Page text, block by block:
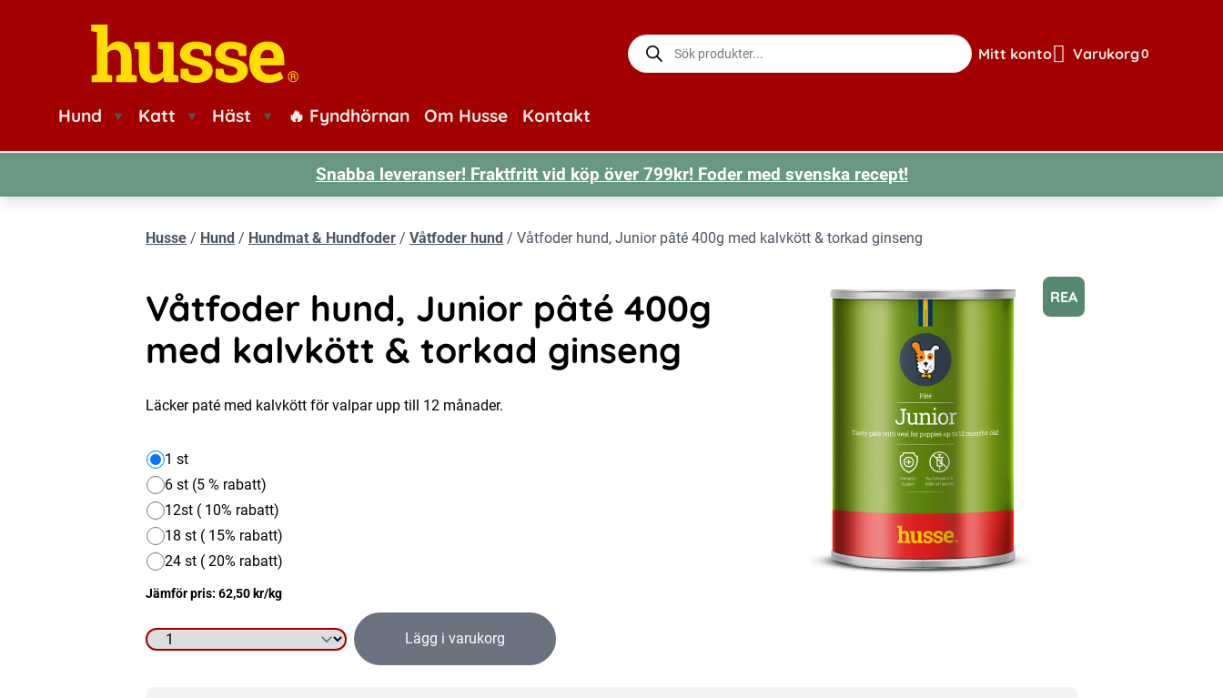
Husse logotyp
Produktsökning
Gå till sidan för mitt konto
Mitt konto
Visa din
Varukorg0
Hund Katt Häst 🔥 Fyndhörnan Om Husse Kontakt
Snabba leveranser! Fraktfritt vid köp över 799kr! Foder med svenska recept!
Husse / Hund / Hundmat & Hundfoder / Våtfoder hund / Våtfoder hund, Junior pâté 400g med kalvkött & torkad ginseng
REA
Våtfoder hund, Junior pâté 400g
med kalvkött & torkad ginseng
Läcker paté med kalvkött för valpar upp till 12 månader.
1 st
6 st (5 % rabatt)
12st ( 10% rabatt)
18 st ( 15% rabatt)
24 st ( 20% rabatt)
Jämför pris: 62,50 kr/kg
Våtfoder
Lägg i varukorg